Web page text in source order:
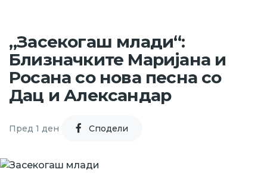
„Засекогаш млади“:
Близначките Маријана и
Росана со нова песна со
Дац и Александар
Пред 1 ден Cподели